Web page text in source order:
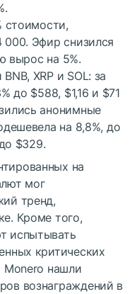
стоимости,
Эфир снизился
вырос на 5%.
XRP и SOL: за
до $588, $1,16 и $71
анонимные
на 8,8%, до
$329.
на
мог
тренд,
Кроме того,
испытывать
критических
Monero нашли
вознаграждений в